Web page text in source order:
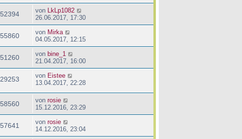
52394 von
LkLp1082
26.06.2017, 17:30
55860 von Mirka
04.05.2017, 12:15
51260 von bine_1
21.04.2017, 16:00
29253 von Eistee
13.04.2017, 22:28
58560 von rosie
15.12.2016, 23:29
57641 von rosie
14.12.2016, 23:04